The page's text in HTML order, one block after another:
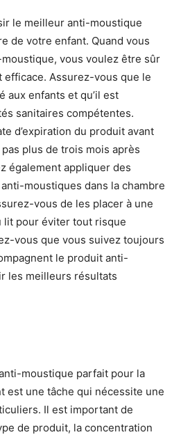
le meilleur anti-moustique
de votre enfant. Quand vous
vous voulez être sûr
Assurez-vous que le
aux enfants et qu’il est
sanitaires compétentes.
d’expiration du produit avant
pas plus de trois mois après
également appliquer des
moustiques dans la chambre
vous de les placer à une
lit pour éviter tout risque
vous que vous suivez toujours
le produit anti-
les meilleurs résultats
moustique parfait pour la
est une tâche qui nécessite une
Il est important de
de produit, la concentration